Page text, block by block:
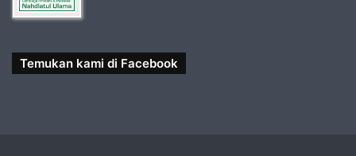
Temukan kami di Facebook